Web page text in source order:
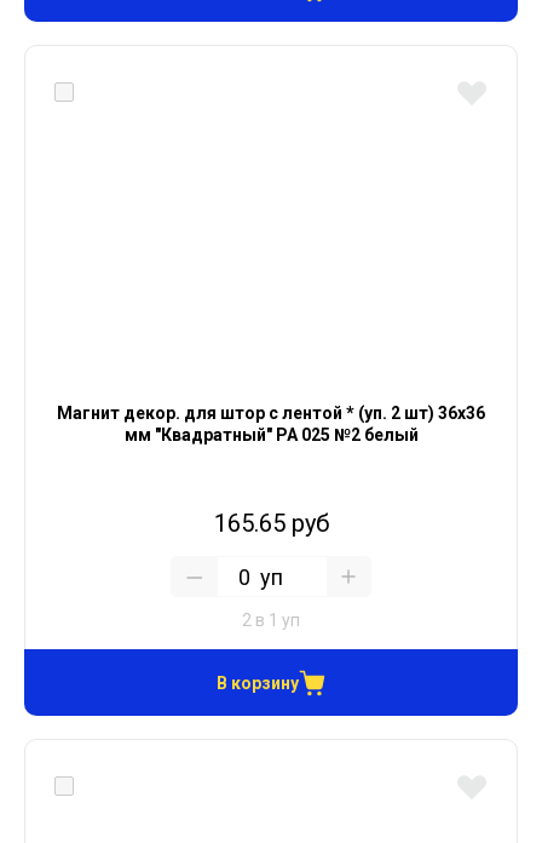
Магнит декор. для штор с лентой * (уп. 2 шт) 36х36
мм "Квадратный" PA 025 №2 белый
165.65 руб
уп
2 в 1 уп
В корзину